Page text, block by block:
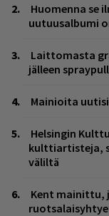
Huomenna se
uutuusalbumi
Laittomasta
jälleen
Mainioita
Helsingin
kulttiartisteja,
väliltä
Kent mainittu,
ruotsalaisyhtye